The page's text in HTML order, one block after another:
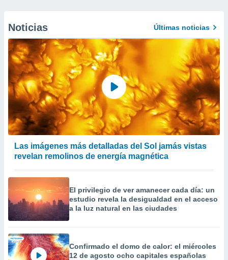
Noticias Últimas noticias
Las imágenes más detalladas del Sol jamás vistas
revelan remolinos de energía magnética
El privilegio de ver amanecer cada día: un
estudio revela la desigualdad en el acceso
a la luz natural en las ciudades
Confirmado el domo de calor: el miércoles
12 de agosto ocho capitales españolas